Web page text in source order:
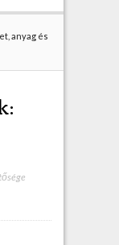
h
anyag és